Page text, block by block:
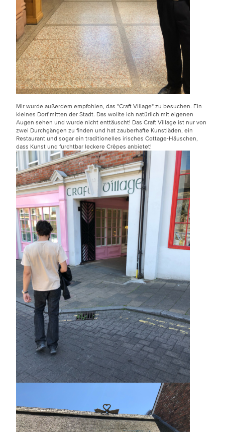
Mir wurde außerdem empfohlen, das "Craft Village" zu besuchen. Ein
kleines Dorf mitten der Stadt. Das wollte ich natürlich mit eigenen
Augen sehen und wurde nicht enttäuscht! Das Craft Village ist nur von
zwei Durchgängen zu finden und hat zauberhafte Kunstläden, ein
Restaurant und sogar ein traditionelles irisches Cottage-Häuschen,
dass Kunst und furchtbar leckere Crêpes anbietet!